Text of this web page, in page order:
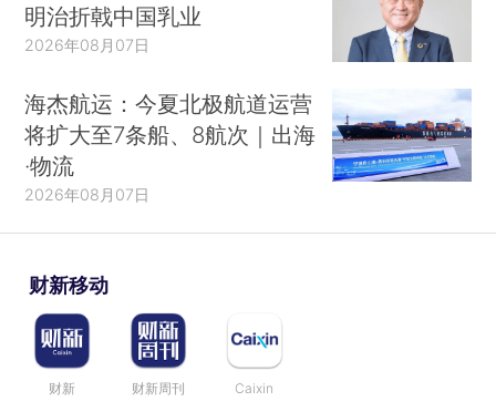
明治折戟中国乳业
2026年08月07日
海杰航运：今夏北极航道运营
将扩大至7条船、8航次｜出海
·物流
2026年08月07日
财新移动
财新 财新周刊 Caixin